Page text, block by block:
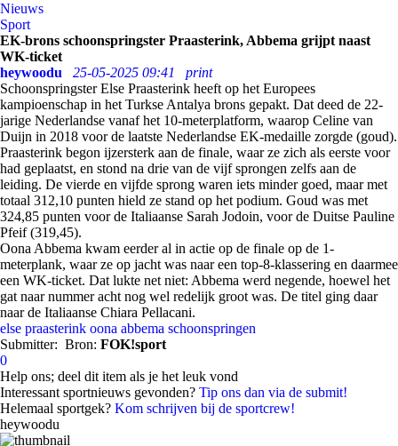
Nieuws
Sport
EK-brons schoonspringster Praasterink, Abbema grijpt naast
WK-ticket
heywoodu
25-05-2025 09:41
print
Schoonspringster Else Praasterink heeft op het Europees
kampioenschap in het Turkse Antalya brons gepakt. Dat deed de 22-
jarige Nederlandse vanaf het 10-meterplatform, waarop Celine van
Duijn in 2018 voor de laatste Nederlandse EK-medaille zorgde (goud).
Praasterink begon ijzersterk aan de finale, waar ze zich als eerste voor
had geplaatst, en stond na drie van de vijf sprongen zelfs aan de
leiding. De vierde en vijfde sprong waren iets minder goed, maar met
totaal 312,10 punten hield ze stand op het podium. Goud was met
324,85 punten voor de Italiaanse Sarah Jodoin, voor de Duitse Pauline
Pfeif (319,45).
Oona Abbema kwam eerder al in actie op de finale op de 1-
meterplank, waar ze op jacht was naar een top-8-klassering en daarmee
een WK-ticket. Dat lukte net niet: Abbema werd negende, hoewel het
gat naar nummer acht nog wel redelijk groot was. De titel ging daar
naar de Italiaanse Chiara Pellacani.
else praasterink oona abbema schoonspringen
Submitter: Bron: FOK!sport
0
Help ons; deel dit item als je het leuk vond
Interessant sportnieuws gevonden? Tip ons dan via de submit!
Helemaal sportgek? Kom schrijven bij de sportcrew!
heywoodu